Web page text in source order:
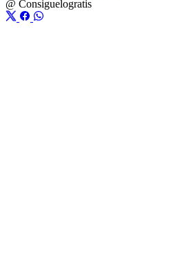
@ Consiguelogratis